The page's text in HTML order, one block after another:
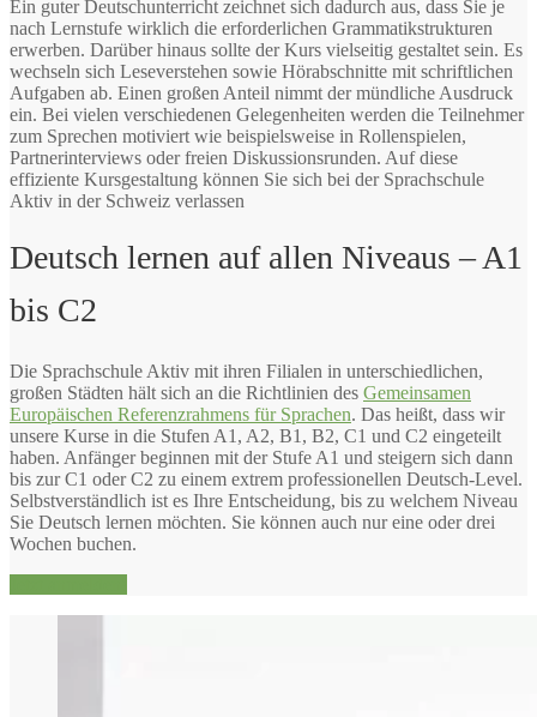
Ein guter Deutschunterricht zeichnet sich dadurch aus, dass Sie je
nach Lernstufe wirklich die erforderlichen Grammatikstrukturen
erwerben. Darüber hinaus sollte der Kurs vielseitig gestaltet sein. Es
wechseln sich Leseverstehen sowie Hörabschnitte mit schriftlichen
Aufgaben ab. Einen großen Anteil nimmt der mündliche Ausdruck
ein. Bei vielen verschiedenen Gelegenheiten werden die Teilnehmer
zum Sprechen motiviert wie beispielsweise in Rollenspielen,
Partnerinterviews oder freien Diskussionsrunden. Auf diese
effiziente Kursgestaltung können Sie sich bei der Sprachschule
Aktiv in der Schweiz verlassen
Deutsch lernen auf allen Niveaus – A1
bis C2
Die Sprachschule Aktiv mit ihren Filialen in unterschiedlichen,
großen Städten hält sich an die Richtlinien des Gemeinsamen
Europäischen Referenzrahmens für Sprachen. Das heißt, dass wir
unsere Kurse in die Stufen A1, A2, B1, B2, C1 und C2 eingeteilt
haben. Anfänger beginnen mit der Stufe A1 und steigern sich dann
bis zur C1 oder C2 zu einem extrem professionellen Deutsch-Level.
Selbstverständlich ist es Ihre Entscheidung, bis zu welchem Niveau
Sie Deutsch lernen möchten. Sie können auch nur eine oder drei
Wochen buchen.